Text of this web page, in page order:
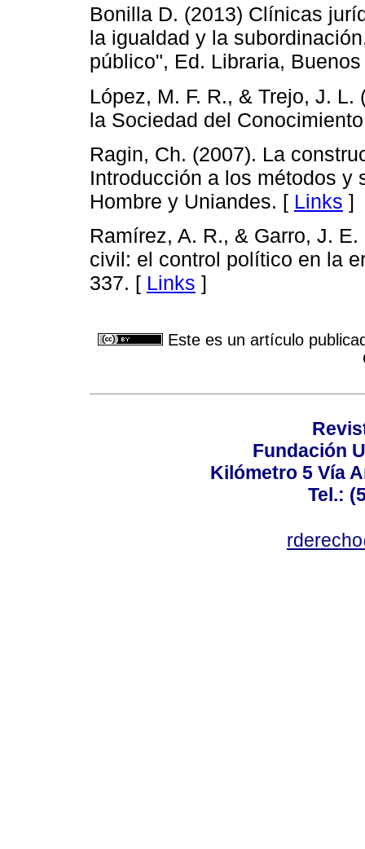
Bonilla D. (2013) Clínicas
la igualdad y la
público", Ed. Libraria,
López, M. F. R., & Trejo, J.
la Sociedad del
Ragin, Ch. (2007). La
Introducción a los métodos y
Hombre y Uniandes. [ Links ]
Ramírez, A. R., & Garro, J.
civil: el control político en la
337. [ Links ]
Este es un artículo
Fundación
Kilómetro 5 Vía
Tel.: